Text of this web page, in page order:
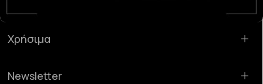
Χρήσιμα
Newsletter